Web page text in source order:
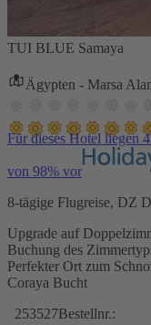
TUI BLUE Samaya
Ägypten - Marsa
Für dieses Hotel liegen
von 98% vor
8-tägige Flugreise, DZ
Upgrade auf
Buchung des
Perfekter Ort zum
Coraya Bucht
253527Bestellnr.: